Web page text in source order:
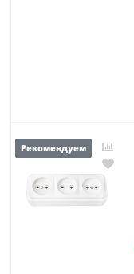
Рекомендуем